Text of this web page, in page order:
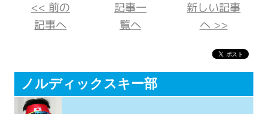
<< 前の
記事へ
記事一
覧へ
新しい記事
へ >>
ノルディックスキー部